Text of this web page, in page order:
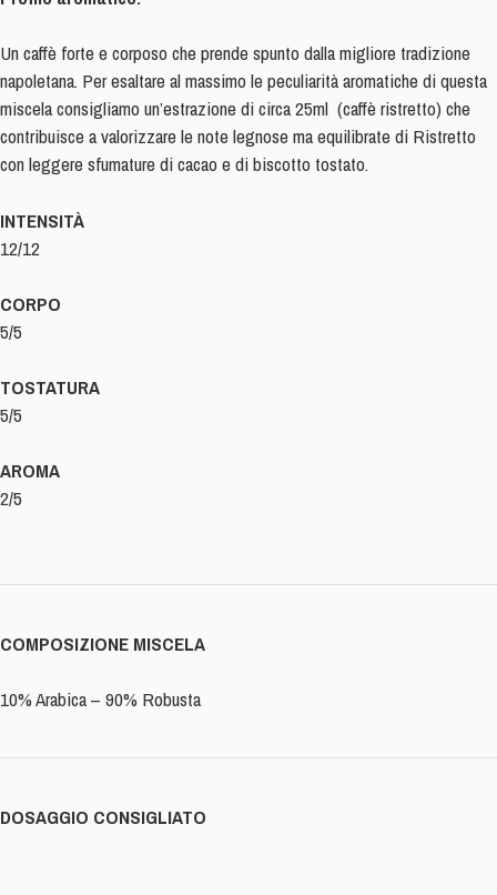
Un caffè forte e corposo che prende spunto dalla migliore tradizione
napoletana. Per esaltare al massimo le peculiarità aromatiche di questa
miscela consigliamo un’estrazione di circa 25ml (caffè ristretto) che
contribuisce a valorizzare le note legnose ma equilibrate di Ristretto
con leggere sfumature di cacao e di biscotto tostato.
INTENSITÀ
12/12
CORPO
5/5
TOSTATURA
5/5
AROMA
2/5
COMPOSIZIONE MISCELA
10% Arabica – 90% Robusta
DOSAGGIO CONSIGLIATO